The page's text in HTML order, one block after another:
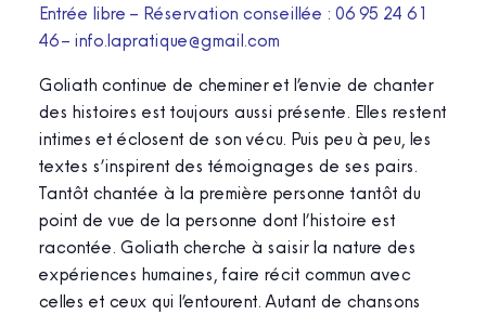
Entrée libre – Réservation conseillée : 06 95 24 61
46 – info.lapratique@gmail.com
Goliath continue de cheminer et l’envie de chanter
des histoires est toujours aussi présente. Elles restent
intimes et éclosent de son vécu. Puis peu à peu, les
textes s’inspirent des témoignages de ses pairs.
Tantôt chantée à la première personne tantôt du
point de vue de la personne dont l’histoire est
racontée. Goliath cherche à saisir la nature des
expériences humaines, faire récit commun avec
celles et ceux qui l’entourent. Autant de chansons